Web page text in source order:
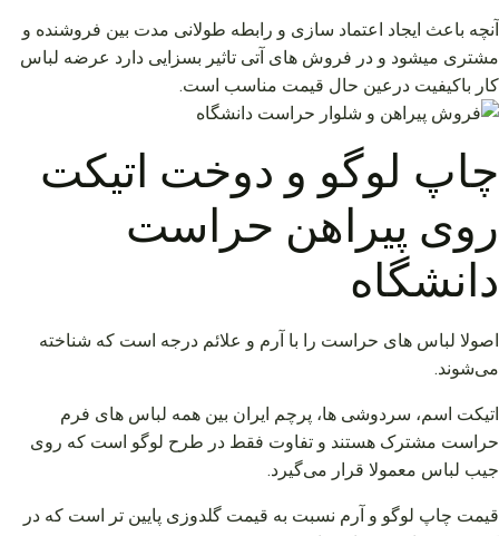
آنچه باعث ایجاد اعتماد سازی و رابطه طولانی مدت بین فروشنده و
مشتری ميشود و در فروش های آتی تاثیر بسزایی دارد عرضه لباس
کار باکیفیت درعین حال قیمت مناسب است.
چاپ لوگو و دوخت اتیکت
روی پیراهن حراست
دانشگاه
اصولا لباس های حراست را با آرم و علائم درجه است که شناخته
می‌شوند.
اتیکت اسم، سردوشی ها، پرچم ایران بین همه لباس های فرم
حراست مشترک هستند و تفاوت فقط در طرح لوگو است که روی
جیب لباس معمولا قرار می‌گیرد.
قیمت چاپ لوگو و آرم نسبت به قیمت گلدوزی پایین تر است که در